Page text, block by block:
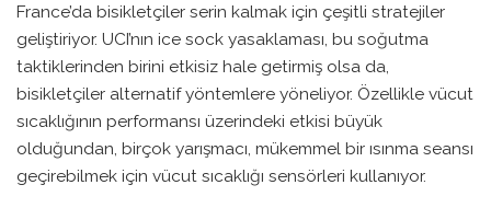
France’da bisikletçiler serin kalmak için çeşitli stratejiler
geliştiriyor. UCI’nın ice sock yasaklaması, bu soğutma
taktiklerinden birini etkisiz hale getirmiş olsa da,
bisikletçiler alternatif yöntemlere yöneliyor. Özellikle vücut
sıcaklığının performansı üzerindeki etkisi büyük
olduğundan, birçok yarışmacı, mükemmel bir ısınma seansı
geçirebilmek için vücut sıcaklığı sensörleri kullanıyor.